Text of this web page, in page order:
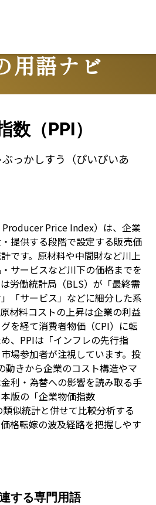
用語ナビ
数（PPI）
っかしすう（ぴいぴいあ
Price Index）は、企業
提供する段階で設定する販売価
です。原材料や中間財など川上
サービスなど川下の価格までを
労働統計局（BLS）が「最終需
「サービス」などに細分した系
材料コストの上昇は企業の利益
を経て消費者物価（CPI）に転
、PPIは「インフレの先行指
場参加者が注視しています。投
動きから企業のコスト構造やマ
利・為替への影響を読み取る手
版の「企業物価指数
類似統計と併せて比較分析する
格転嫁の波及経路を把握しやす
する専門用語